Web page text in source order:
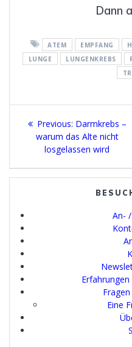
Dann
ATEM EMPFANG
LUNGE
LUNGENKREBS
Previous: Previous
post:
Darmkrebs –
warum das Alte nicht
losgelassen wird
An-
Eine